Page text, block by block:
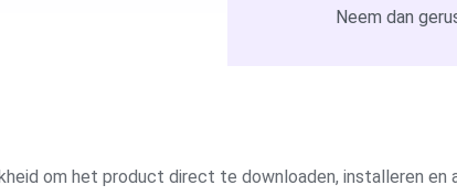
Neem dan
om het product direct te downloaden, installeren